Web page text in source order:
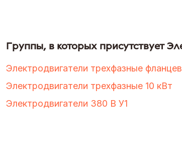
Группы, в которых присутствует
Электродвигатели трехфазные
Электродвигатели трехфазные 10 кВт
Электродвигатели 380 В У1